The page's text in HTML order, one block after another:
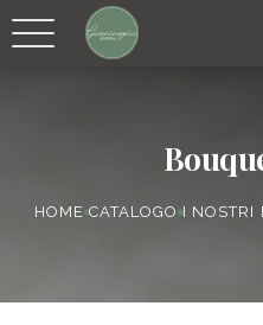
HOME CATALOGO I NOSTRI